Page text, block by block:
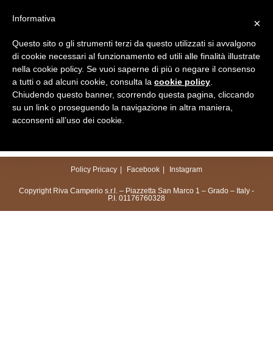
Menu
Policy Pricacy Facebook Instagram
Copyright Riva Camperio s.r.l. – Piazzetta San Marco 1 – Grado – Italy -
P.I. 01176760328
×
Informativa
Questo sito o gli strumenti terzi da questo utilizzati si avvalgono
di cookie necessari al funzionamento ed utili alle finalità illustrate
nella cookie policy. Se vuoi saperne di più o negare il consenso
a tutti o ad alcuni cookie, consulta la cookie policy
Chiudendo questo banner, scorrendo questa pagina, cliccando
su un link o proseguendo la navigazione in altra maniera,
acconsenti all’uso dei cookie.